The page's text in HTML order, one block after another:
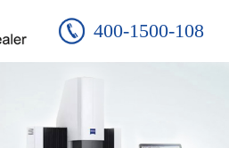
400-1500-108